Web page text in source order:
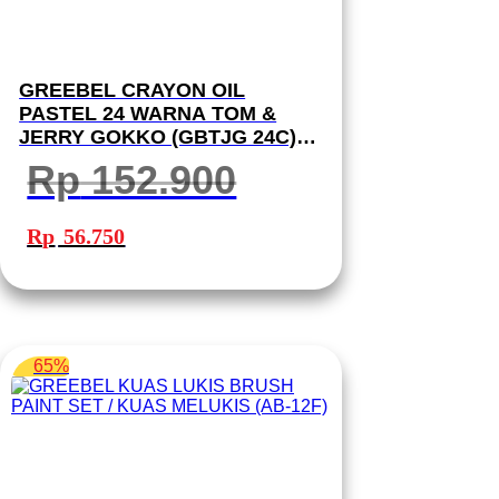
GREEBEL CRAYON OIL
PASTEL 24 WARNA TOM &
JERRY GOKKO (GBTJG 24C)
PREMIUM KRAYON GREEBEL
Rp152.900
Harga
aslinya
adalah:
Rp 56.750ini
65%